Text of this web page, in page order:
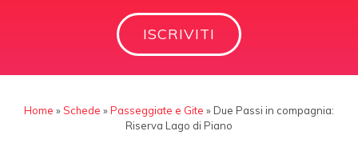
ISCRIVITI
Home »Schede »Passeggiate e Gite » Due Passi in compagnia:
Riserva Lago di Piano